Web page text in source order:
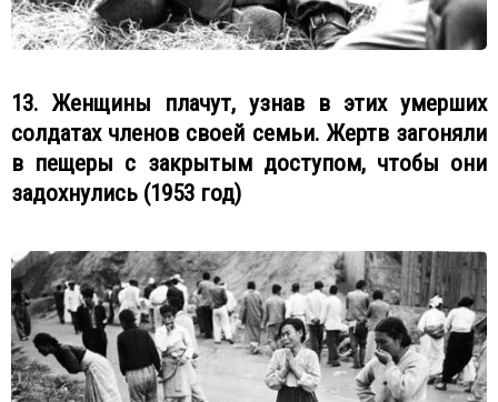
13. Женщины плачут, узнав в этих умерших
солдатах членов своей семьи. Жертв загоняли
в пещеры с закрытым доступом, чтобы они
задохнулись (1953 год)